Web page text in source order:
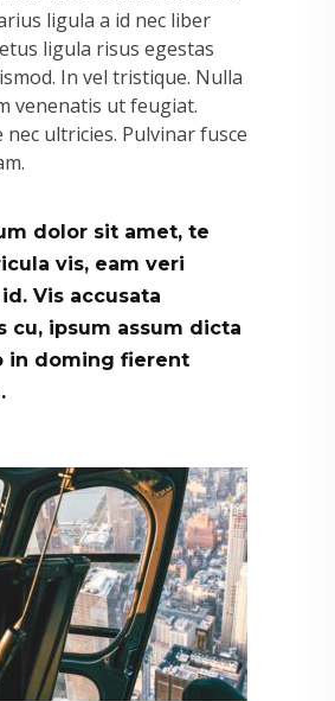
ligula a id nec liber
ligula risus egestas
In vel tristique. Nulla
venenatis ut feugiat.
nec ultricies. Pulvinar fusce
dolor sit amet, te
vis, eam veri
Vis accusata
cu, ipsum assum dicta
in doming fierent